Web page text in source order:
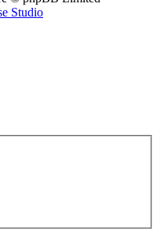
Studio